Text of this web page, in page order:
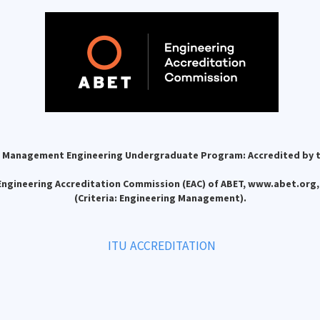
Management Engineering Undergraduate Program: Accredited by
Accreditation Commission (EAC) of ABET, www.abet.org,
(Criteria: Engineering Management).
ITU ACCREDITATION